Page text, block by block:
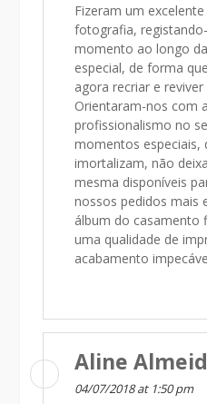
Fizeram um
fotografia,
momento ao longo
especial, de forma
agora recriar e
Orientaram-nos com
profissionalismo no
momentos especiais,
imortalizam, não
mesma disponíveis
nossos pedidos mais
álbum do casamento
uma qualidade de
acabamento
Aline
04/07/2018 at 1:50 pm